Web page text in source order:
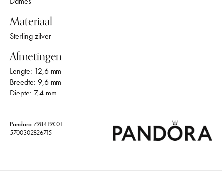
Materiaal
Sterling zilver
Afmetingen
Lengte: 12,6 mm
Breedte: 9,6 mm
Diepte: 7,4 mm
Pandora 798419C01
5700302826715